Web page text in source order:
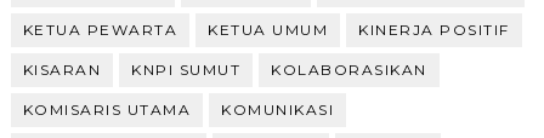
KETUA PEWARTA KETUA UMUM KINERJA POSITIF
KISARAN KNPI SUMUT KOLABORASIKAN
KOMISARIS UTAMA KOMUNIKASI